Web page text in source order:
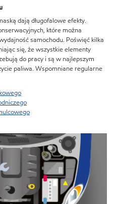
dają długofalowe efekty.
które można
samochodu. Poświęć kilka
się, że wszystkie elementy
do pracy i są w najlepszym
paliwa. Wspomniane regularne